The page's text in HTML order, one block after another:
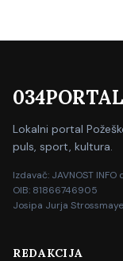
034PORTAL
Lokalni portal
puls, sport, kultura.
Izdavač: JAVNOST INFO
OIB: 81866746905
Josipa Jurja
REDAKCIJA